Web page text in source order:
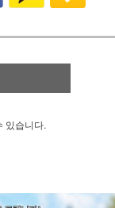
있습니다.